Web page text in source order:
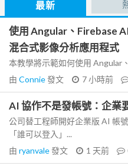
最新
使用 Angular、Firebase
混合式影像分析應用程式
本教學將示範如何使用 Angular
由 Connie發文 7 小時前
AI 協作不是發帳號：企業
公司替工程師開好企業版 AI 帳
「誰可以登入」...
由 ryanvale發文 1 天前